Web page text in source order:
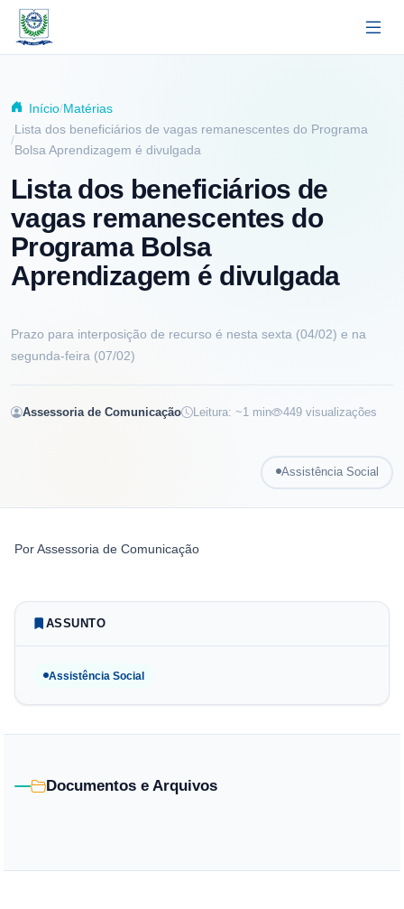
Pular para o conteúdo principal
Início Matérias
Lista dos beneficiários de vagas remanescentes do Programa
Bolsa Aprendizagem é divulgada
Lista dos beneficiários de
vagas remanescentes do
Programa Bolsa
Aprendizagem é divulgada
Assistência Social
Prazo para interposição de recurso é nesta sexta (04/02) e na
segunda-feira (07/02)
Assessoria de Comunicação Leitura: ~1 min 449 visualizações
PorAssessoria de Comunicação
ASSUNTO
Assistência Social
Documentos e Arquivos